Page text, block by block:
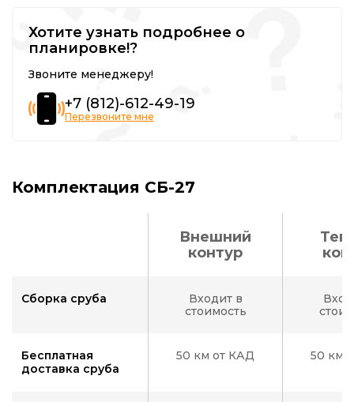
Хотите узнать подробнее о
планировке!?
Звоните менеджеру!
+7 (812)-612-49-19
Перезвоните мне
Комплектация СБ-27
Внешний
контур
Сборка сруба
Входит в
стоимость
Бесплатная
доставка сруба
50 км от КАД 50 км